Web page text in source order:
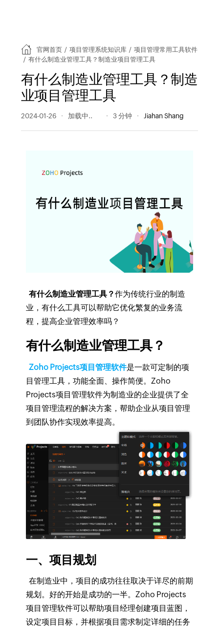
官网首页 / 项目管理系统知识库 / 项目管理常用工具软件
/ 有什么制造业管理工具？制造业项目管理工具
有什么制造业管理工具？制造
业项目管理工具
2024-01-26 247 阅读量 3 分钟 Jiahan Shang
有什么制造业管理工具？作为传统行业的制造
业，有什么工具可以帮助它优化繁复的业务流
程，提高企业管理效率吗？
有什么制造业管理工具？
Zoho Projects项目管理软件是一款可定制的项
目管理工具，功能全面、操作简便。Zoho
Projects项目管理软件为制造业的企业提供了全
项目管理流程的解决方案，帮助企业从项目管理
到团队协作实现效率提高。
一、项目规划
在制造业中，项目的成功往往取决于详尽的前期
规划。好的开始是成功的一半。Zoho Projects
项目管理软件可以帮助项目经理创建项目蓝图，
设定项目目标，并根据项目需求制定详细的任务